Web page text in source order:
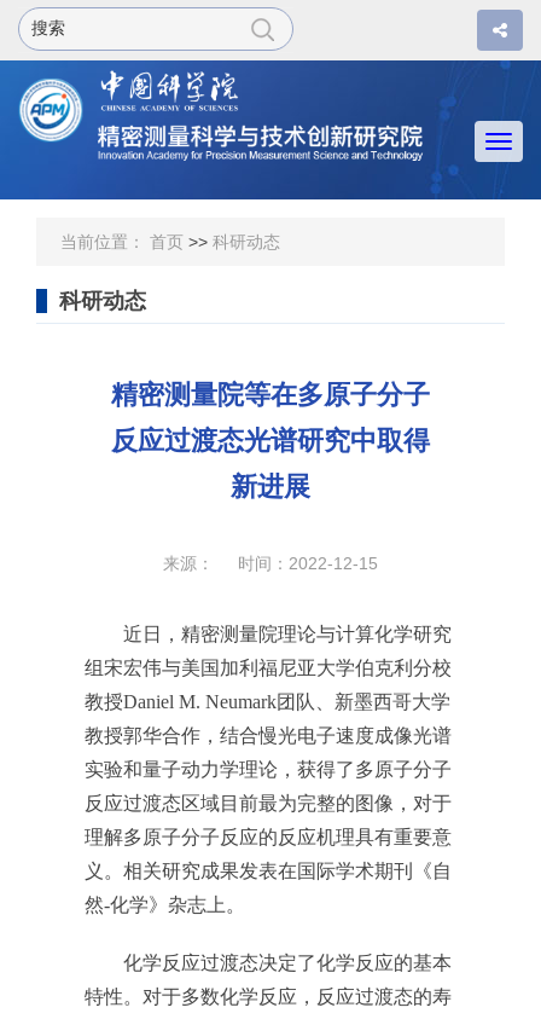
当前位置： 首页 >> 科研动态
科研动态
精密测量院等在多原子分子
反应过渡态光谱研究中取得
新进展
来源： 时间：2022-12-15
近日，精密测量院理论与计算化学研究
组宋宏伟与美国加利福尼亚大学伯克利分校
教授Daniel M. Neumark团队、新墨西哥大学
教授郭华合作，结合慢光电子速度成像光谱
实验和量子动力学理论，获得了多原子分子
反应过渡态区域目前最为完整的图像，对于
理解多原子分子反应的反应机理具有重要意
义。相关研究成果发表在国际学术期刊《自
然-化学》杂志上。
化学反应过渡态决定了化学反应的基本
特性。对于多数化学反应，反应过渡态的寿